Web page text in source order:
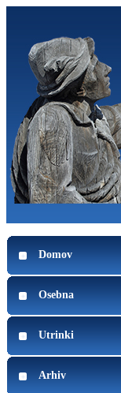
Domov
Osebna
Utrinki
Arhiv